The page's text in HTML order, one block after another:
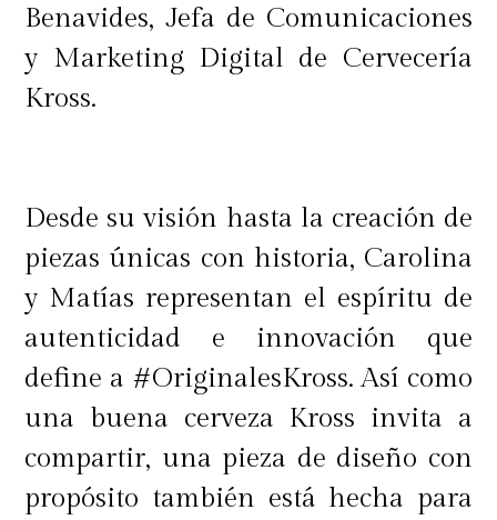
Benavides, Jefa de Comunicaciones
y Marketing Digital de Cervecería
Kross.
Desde su visión hasta la creación de
piezas únicas con historia, Carolina
y Matías representan el espíritu de
autenticidad e innovación que
define a #OriginalesKross. Así como
una buena cerveza Kross invita a
compartir, una pieza de diseño con
propósito también está hecha para